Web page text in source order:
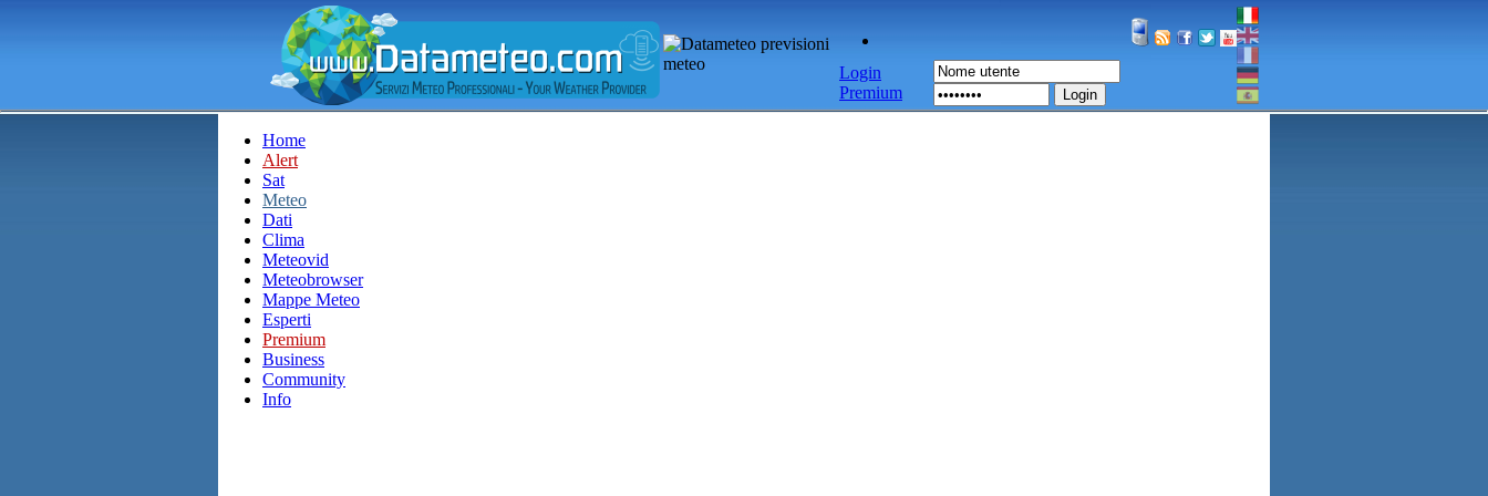
Login
Premium
Login
Home
Alert
Sat
Meteo
Dati
Clima
Meteovid
Meteobrowser
Mappe Meteo
Esperti
Premium
Business
Community
Info